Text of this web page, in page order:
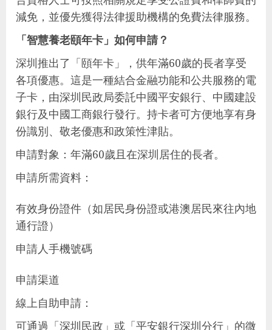
減免，並優先獲得法律援助機構的免費法律服務。
「智慧養老頤年卡」如何申請？
深圳推出了「頤年卡」，供年滿60歲的長者享受
各項優惠。這是一種結合金融功能和公共服務的電
子卡，由深圳民政局委託中國平安銀行、中國建設
銀行及中國工商銀行發行。持卡者可方便地享有身
份識別、敬老優惠和政策性津貼。
申請對象：年滿60歲且在深圳居住的長者。
申請所需資料：
有效身份證件（如居民身份證或港澳居民來往內地
通行證）
申請人手機號碼
申請渠道
線上自助申請：
可通過「深圳民政」或「平安銀行深圳分行」的微